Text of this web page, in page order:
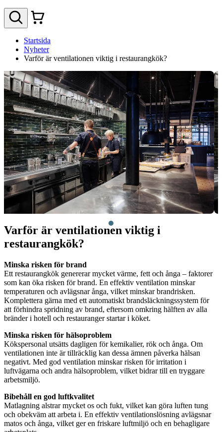
Startsida
Nyheter
Varför är ventilationen viktig i restaurangkök?
Varför är ventilationen viktig i
restaurangkök?
Minska risken för brand
Ett restaurangkök genererar mycket värme, fett och ånga – faktorer
som kan öka risken för brand. En effektiv ventilation minskar
temperaturen och avlägsnar ånga, vilket minskar brandrisken.
Komplettera gärna med ett automatiskt brandsläckningssystem för
att förhindra spridning av brand, eftersom omkring hälften av alla
bränder i hotell och restauranger startar i köket.
Minska risken för hälsoproblem
Kökspersonal utsätts dagligen för kemikalier, rök och ånga. Om
ventilationen inte är tillräcklig kan dessa ämnen påverka hälsan
negativt. Med god ventilation minskar risken för irritation i
luftvägarna och andra hälsoproblem, vilket bidrar till en tryggare
arbetsmiljö.
Bibehåll en god luftkvalitet
Matlagning alstrar mycket os och fukt, vilket kan göra luften tung
och obekväm att arbeta i. En effektiv ventilationslösning avlägsnar
matos och ånga, vilket ger en friskare luftmiljö och en behagligare